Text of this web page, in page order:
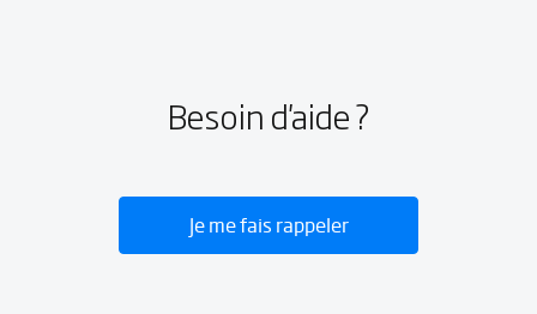
Besoin d'aide ?
Je me fais rappeler